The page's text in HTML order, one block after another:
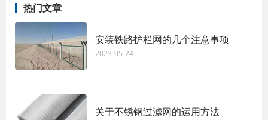
热门文章
安装铁路护栏网的几个注意事项
2023-05-24
关于不锈钢过滤网的运用方法